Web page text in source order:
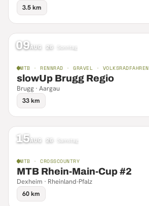
3.5 km
09AUG 26 Sonntag
MTB · RENNRAD · GRAVEL · VOLKSRADFAHREN
slowUp Brugg Regio
Brugg · Aargau
33 km
15AUG 26 Samstag
MTB · CROSSCOUNTRY
MTB Rhein-Main-Cup #2
Dexheim · Rheinland-Pfalz
60 km